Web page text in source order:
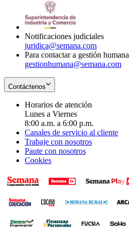
Notificaciones judiciales
juridica@semana.com
Para contactar a gestión humana
gestionhumana@semana.com
Contáctenos
Horarios de atención
Lunes a Viernes
8:00 a.m. a 6:00 p.m.
Canales de servicio al cliente
Trabaje con nosotros
Paute con nosotros
Cookies